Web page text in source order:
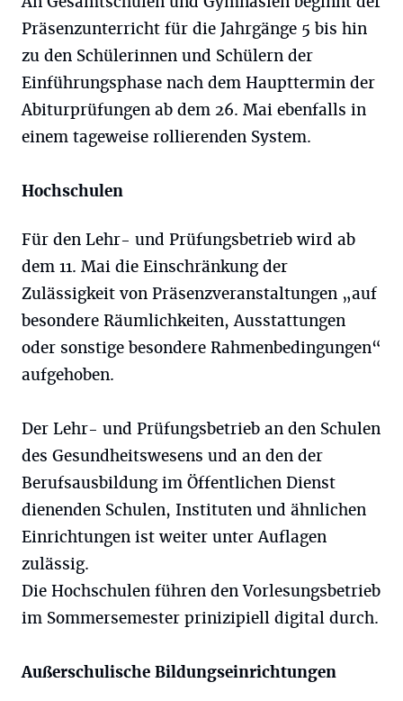
Präsenzunterricht für die Jahrgänge 5 bis hin
zu den Schülerinnen und Schülern der
Einführungsphase nach dem Haupttermin der
Abiturprüfungen ab dem 26. Mai ebenfalls in
einem tageweise rollierenden System.
Hochschulen
Für den Lehr- und Prüfungsbetrieb wird ab
dem 11. Mai die Einschränkung der
Zulässigkeit von Präsenzveranstaltungen „auf
besondere Räumlichkeiten, Ausstattungen
oder sonstige besondere Rahmenbedingungen“
aufgehoben.
Der Lehr- und Prüfungsbetrieb an den Schulen
des Gesundheitswesens und an den der
Berufsausbildung im Öffentlichen Dienst
dienenden Schulen, Instituten und ähnlichen
Einrichtungen ist weiter unter Auflagen
zulässig.
Die Hochschulen führen den Vorlesungsbetrieb
im Sommersemester prinizipiell digital durch.
Außerschulische Bildungseinrichtungen